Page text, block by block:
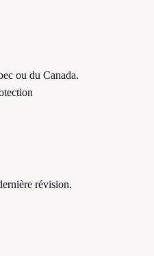
ou du Canada.
révision.